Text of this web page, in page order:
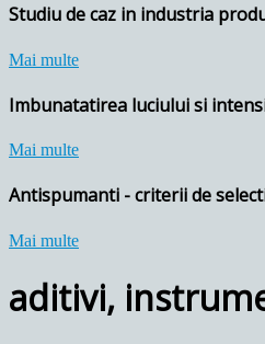
Studiu de caz in industria
Mai multe
Imbunatatirea luciului si
Mai multe
Antispumanti - criterii de
Mai multe
aditivi,